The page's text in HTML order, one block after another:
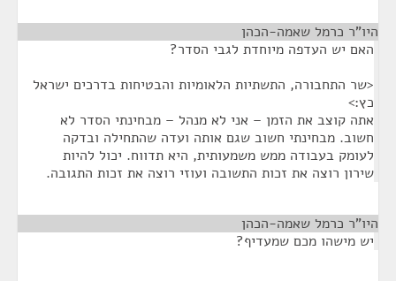
היו"ר כרמל שאמה-הכהן
האם יש העדפה מיוחדת לגבי הסדר?
<שר התחבורה, התשתיות הלאומיות והבטיחות בדרכים ישראל
כץ:>
אתה קוצב את הזמן – אני לא מנהל – מבחינתי הסדר לא
חשוב. מבחינתי חשוב שגם אותה ועדה שהתחילה ובדקה
לעומק בעבודה ממש משמעותית, היא תדווח. יכול להיות
שירון רוצה את זכות התשובה ועוזי רוצה את זכות התגובה.
היו"ר כרמל שאמה-הכהן
יש מישהו מכם שמעדיף?